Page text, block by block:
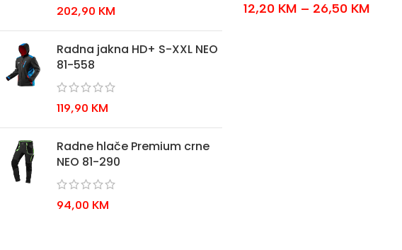
202,90 KM
Radna jakna HD+ S-XXL NEO
81-558
119,90 KM
Radne hlače Premium crne
NEO 81-290
94,00 KM
12,20 KM – 26,50 KM